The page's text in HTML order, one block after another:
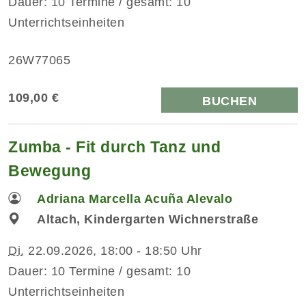
Unterrichtseinheiten
26W77065
109,00 € BUCHEN
Zumba - Fit durch Tanz und
Bewegung
Adriana Marcella Acuña Alevalo
Altach, Kindergarten Wichnerstraße
Di. 22.09.2026, 18:00 - 18:50 Uhr
Dauer: 10 Termine / gesamt: 10
Unterrichtseinheiten